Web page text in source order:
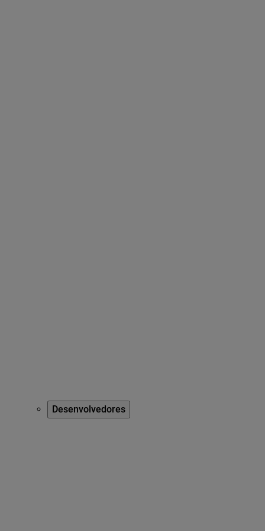
Desenvolvedores